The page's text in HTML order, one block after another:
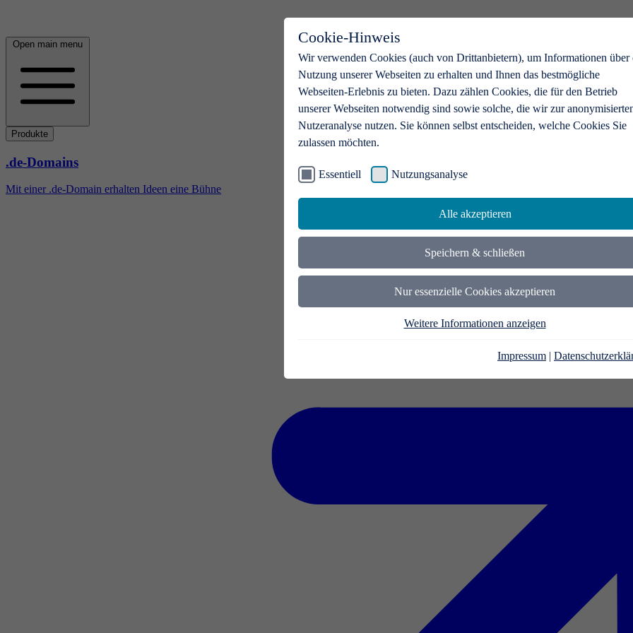
Cookie-Hinweis
Wir verwenden Cookies (auch von Drittanbietern), um Informationen über
Nutzung unserer Webseiten zu erhalten und Ihnen das bestmögliche
Webseiten-Erlebnis zu bieten. Dazu zählen Cookies, die für den Betrieb
unserer Webseiten notwendig sind sowie solche, die wir zur
Nutzeranalyse nutzen. Sie können selbst entscheiden, welche Cookies Sie
zulassen möchten.
Essentiell Nutzungsanalyse
Alle akzeptieren
Speichern & schließen
Nur essenzielle Cookies akzeptieren
Weitere Informationen anzeigen
Impressum |
Open main menu
Produkte
.de-Domains
Mit einer .de-Domain erhalten Ideen eine Bühne